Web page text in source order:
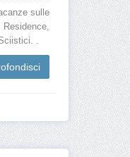
sulle
.